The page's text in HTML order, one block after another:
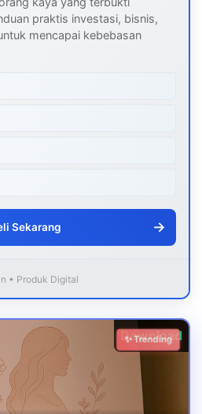
praktis investasi, bisnis,
mencapai kebebasan
Sekarang →
• Produk Digital
Download
✨ Trending